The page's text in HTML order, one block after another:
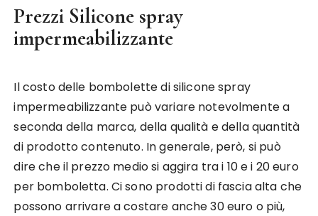
Prezzi Silicone spray
impermeabilizzante
Il costo delle bombolette di silicone spray
impermeabilizzante può variare notevolmente a
seconda della marca, della qualità e della quantità
di prodotto contenuto. In generale, però, si può
dire che il prezzo medio si aggira tra i 10 e i 20 euro
per bomboletta. Ci sono prodotti di fascia alta che
possono arrivare a costare anche 30 euro o più,